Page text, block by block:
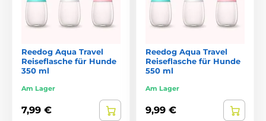
Reedog Aqua Travel
Reiseflasche für Hunde
350 ml
Am Lager
7,99 €
Reedog Aqua Travel
Reiseflasche für Hunde
550 ml
Am Lager
9,99 €